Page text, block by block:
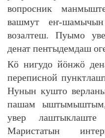
вопросник
вашмут еҥ-
возалтеш. Пуымо
денат пеҥгыдемдаш
Кӧ нигудо йӧнжӧ
переписной
Нунын кушто
пашам
увер
Маристатын